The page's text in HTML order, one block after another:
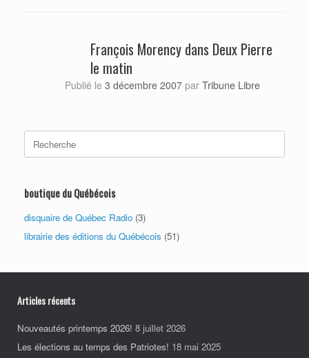
François Morency dans Deux Pierre
le matin
Publié le 3 décembre 2007 par Tribune Libre
Search
for:
boutique du Québécois
disquaire de Québec Radio (3)
librairie des éditions du Québécois (51)
Articles récents
Nouveautés printemps 2026! 8 juillet 2026
Les élections au temps des Patriotes! 18 mai 2025